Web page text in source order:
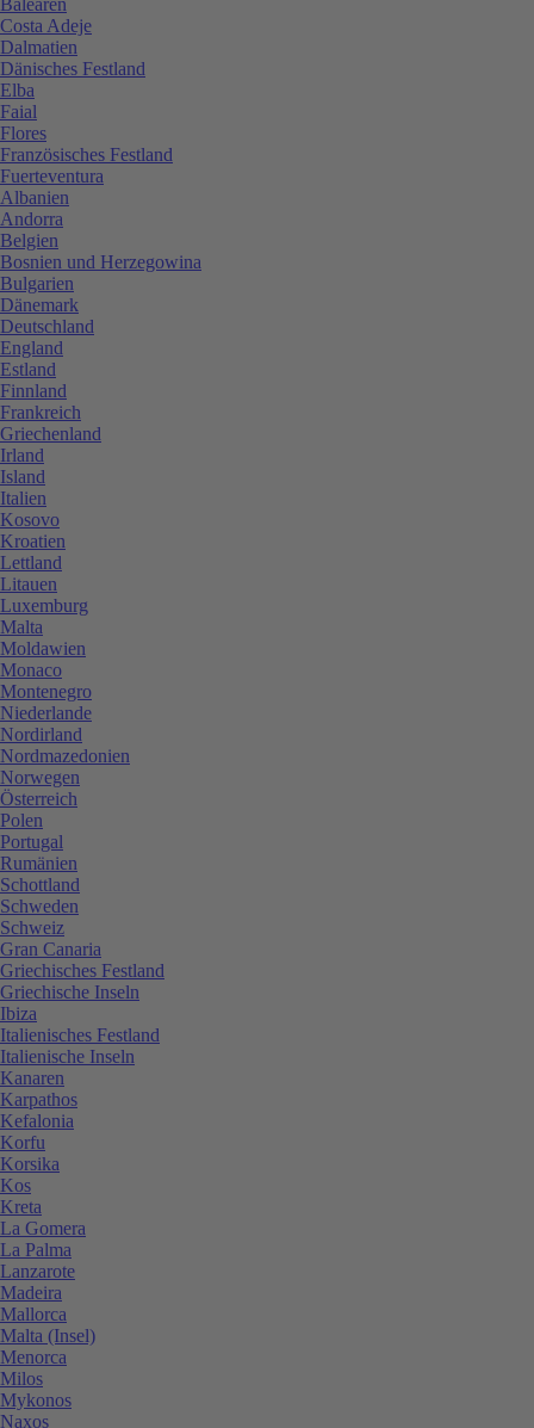
Costa Adeje
Dalmatien
Dänisches Festland
Elba
Faial
Flores
Französisches Festland
Fuerteventura
Albanien
Andorra
Belgien
Bosnien und Herzegowina
Bulgarien
Dänemark
Deutschland
England
Estland
Finnland
Frankreich
Griechenland
Irland
Island
Italien
Kosovo
Kroatien
Lettland
Litauen
Luxemburg
Malta
Moldawien
Monaco
Montenegro
Niederlande
Nordirland
Nordmazedonien
Norwegen
Österreich
Polen
Portugal
Rumänien
Schottland
Schweden
Schweiz
Gran Canaria
Griechisches Festland
Griechische Inseln
Ibiza
Italienisches Festland
Italienische Inseln
Kanaren
Karpathos
Kefalonia
Korfu
Korsika
Kos
Kreta
La Gomera
La Palma
Lanzarote
Madeira
Mallorca
Malta (Insel)
Menorca
Milos
Mykonos
Naxos